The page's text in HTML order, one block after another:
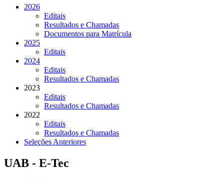
2026
Editais
Resultados e Chamadas
Documentos para Matrícula
2025
Editais
2024
Editais
Resultados e Chamadas
2023
Editais
Resultados e Chamadas
2022
Editais
Resultados e Chamadas
Seleções Anteriores
UAB - E-Tec